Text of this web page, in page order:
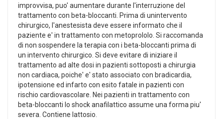
improvvisa, puo' aumentare durante l'interruzione del
trattamento con beta-bloccanti. Prima di unintervento
chirurgico, l'anestesista deve essere informato che il
paziente e' in trattamento con metoprololo. Si raccomanda
di non sospendere la terapia con i beta-bloccanti prima di
un intervento chirurgico. Si deve evitare di iniziare il
trattamento ad alte dosi in pazienti sottoposti a chirurgia
non cardiaca, poiche' e' stato associato con bradicardia,
ipotensione ed infarto con esito fatale in pazienti con
rischio cardiovascolare. Nei pazienti in trattamento con
beta-bloccanti lo shock anafilattico assume una forma piu'
severa. Contiene lattosio.